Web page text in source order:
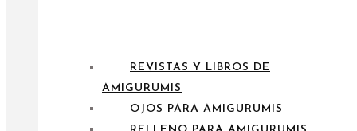
REVISTAS Y LIBROS DE
AMIGURUMIS
OJOS PARA AMIGURUMIS